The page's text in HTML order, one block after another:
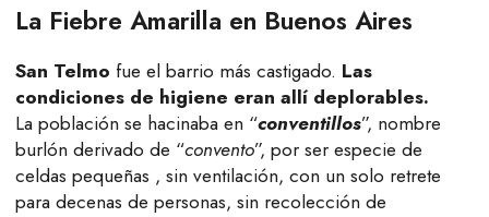
La Fiebre Amarilla en Buenos Aires
San Telmo fue el barrio más castigado. Las
condiciones de higiene eran allí deplorables.
La población se hacinaba en “conventillos”, nombre
burlón derivado de “convento”, por ser especie de
celdas pequeñas , sin ventilación, con un solo retrete
para decenas de personas, sin recolección de